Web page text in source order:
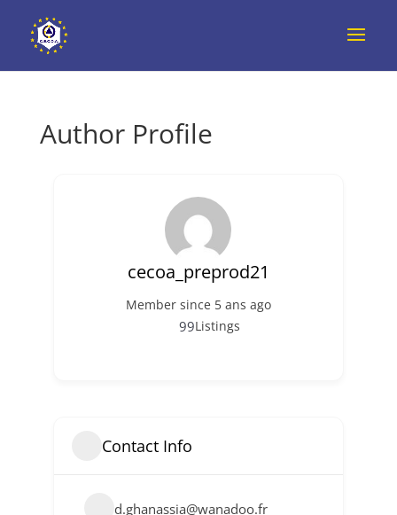
Author Profile
cecoa_preprod21
Member since 5 ans ago
99Listings
Contact Info
d.ghanassia@wanadoo.fr